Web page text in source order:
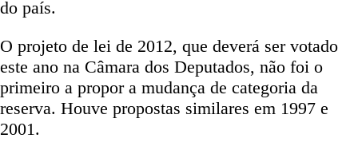
do país.
O projeto de lei de 2012, que deverá ser votado
este ano na Câmara dos Deputados, não foi o
primeiro a propor a mudança de categoria da
reserva. Houve propostas similares em 1997 e
2001.